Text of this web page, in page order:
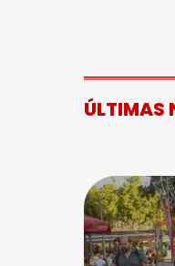
ÚLTIMAS